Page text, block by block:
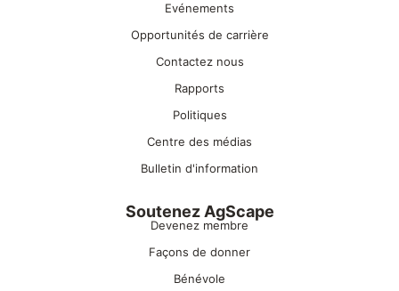
Evénements
Opportunités de carrière
Contactez nous
Rapports
Politiques
Centre des médias
Bulletin d'information
Soutenez AgScape
Devenez membre
Façons de donner
Bénévole